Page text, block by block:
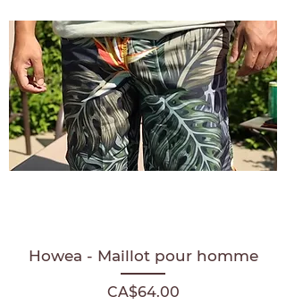
Howea - Maillot pour homme
Price
CA$64.00